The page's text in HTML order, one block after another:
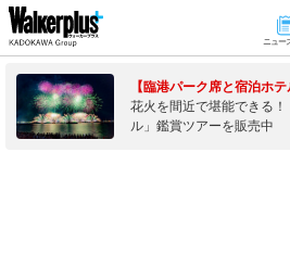
ニュー
【臨港パーク席と宿泊ホテ
花火を間近で堪能できる
ル」鑑賞ツアーを販売中